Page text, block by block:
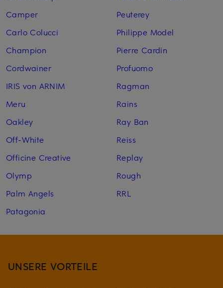
Camper
Carlo Colucci
Champion
Cordwainer
IRIS von ARNIM
Meru
Oakley
Off-White
Officine Creative
Olymp
Palm Angels
Patagonia
Peuterey
Philippe Model
Pierre Cardin
Profuomo
Ragman
Rains
Ray Ban
Reiss
Replay
Rough
RRL
UNSERE VORTEILE